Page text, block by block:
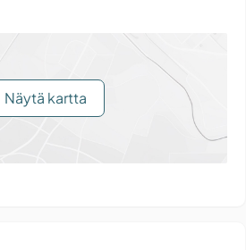
Näytä kartta